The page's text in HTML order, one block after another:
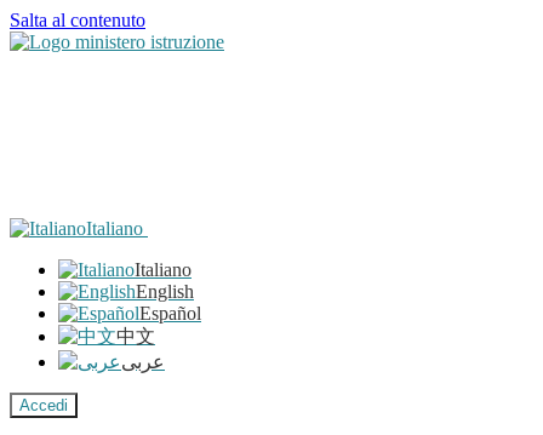
Salta al contenuto
Italiano
Italiano
English
Español
中文
عربى
Accedi